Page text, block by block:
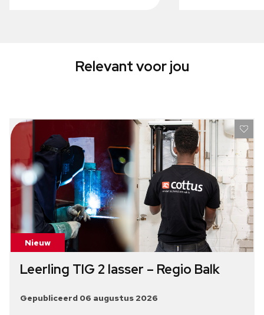
Relevant voor jou
Nieuw
Leerling TIG 2 lasser – Regio Balk
Gepubliceerd 06 augustus 2026